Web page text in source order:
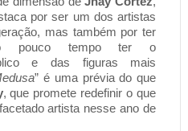
por ser um dos artistas
mas também por ter
pouco tempo ter o
e das figuras mais
” é uma prévia do que
, que promete redefinir o que
artista nesse ano de